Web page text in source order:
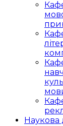
Наукова